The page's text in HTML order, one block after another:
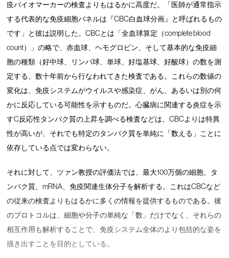
疫バイオマーカーの検査よりもはるかに高度だ。「医師が通常指示
する代表的な免疫細胞パネルは『CBC白血球分画』と呼ばれるもの
です」と彼は説明した。CBCとは「全血球算定（complete blood
count）」の略で、赤血球、ヘモグロビン、そして基本的な免疫細
胞の種類（好中球、リンパ球、単球、好塩基球、好酸球）の数を測
定する、数十年前から行なわれてきた検査である。これらの数値の
変化は、免疫システムがウイルスや感染症、がん、あるいは別の何
かに反応している可能性を示すものだ。心臓病に関連する炎症を示
すC反応性タンパク質の上昇を調べる検査などは、CBCよりは特異
性が高いが、それでも特定のタンパク質を単純に「数える」ことに
依存している点では変わらない。
それに対して、ツァン教授の評価法では、最大100万個の細胞、タ
ンパク質、mRNA、免疫関連生体分子を解析する。これはCBCなど
の従来の検査よりもはるかに多くの情報を提供するものである。彼
のプロトコルは、細胞や分子の単純な「数」だけでなく、それらの
相互作用も解析することで、免疫システム全体のより包括的な姿を
描き出すことを目的としている。